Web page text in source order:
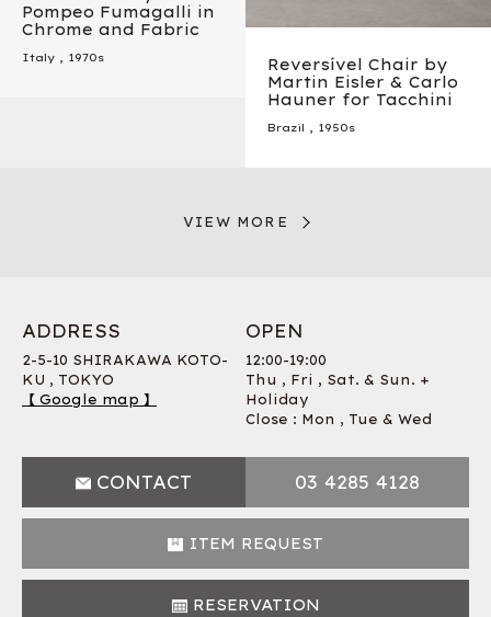
Pompeo Fumagalli in
Chrome and Fabric
Italy , 1970s
Reversível Chair by
Martin Eisler & Carlo
Hauner for Tacchini
Brazil , 1950s
VIEW MORE
ADDRESS
2-5-10 SHIRAKAWA KOTO-
KU , TOKYO
【 Google map 】
OPEN
12:00-19:00
Thu , Fri , Sat. & Sun. +
Holiday
Close : Mon , Tue & Wed
CONTACT 03 4285 4128
ITEM REQUEST
RESERVATION